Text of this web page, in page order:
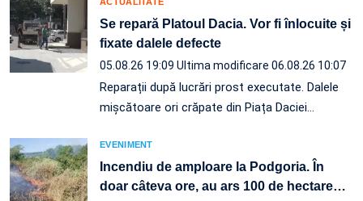
ACTUALITATE
Se repară Platoul Dacia. Vor fi înlocuite și
fixate dalele defecte
05.08.26 19:09 Ultima modificare 06.08.26 10:07
Reparații după lucrări prost executate. Dalele
mișcătoare ori crăpate din Piața Daciei…
EVENIMENT
Incendiu de amploare la Podgoria. În
doar câteva ore, au ars 100 de hectare…